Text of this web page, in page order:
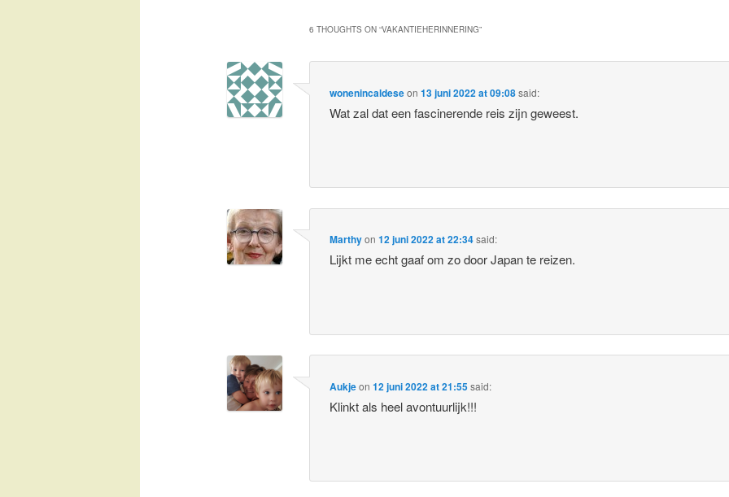
6 THOUGHTS ON “VAKANTIEHERINNERING”
wonenincaldeseon13 juni 2022 at 09:08said:
Wat zal dat een fascinerende reis zijn geweest.
Marthyon12 juni 2022 at 22:34said:
Lijkt me echt gaaf om zo door Japan te reizen.
Aukjeon12 juni 2022 at 21:55said:
Klinkt als heel avontuurlijk!!!